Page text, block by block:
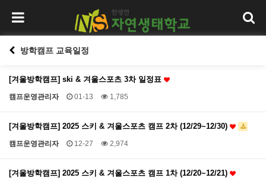
방학캠프 교육일정
[겨울방학캠프] ski & 겨울스포츠 3차 일정표
캠프운영관리자 01-13 1,785
[겨울방학캠프] 2025 스키 & 겨울스포츠 캠프 2차 (12/29~12/30)
캠프운영관리자 12-27 2,974
[겨울방학캠프] 2025 스키 & 겨울스포츠 캠프 1차 (12/20~12/21)